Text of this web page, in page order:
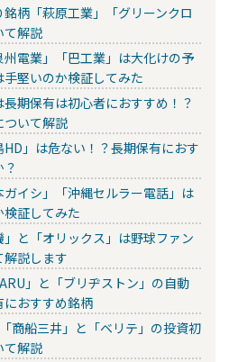
銘柄「萩原工業」「グリーンクロ
て解説
州電業」「巴工業」は大化けの予
堅いのか検証してみた
長期保有は初心者におすすめ！？
ついて解説
HD」は危ない！？長期保有におす
イシ」「沖縄セルラー電話」は
証してみた
と「オリックス」は野球ファン
解説します
」と「ブリヂストン」の自動
おすすめ銘柄
商船三井」と「ベリテ」の投資初
て解説